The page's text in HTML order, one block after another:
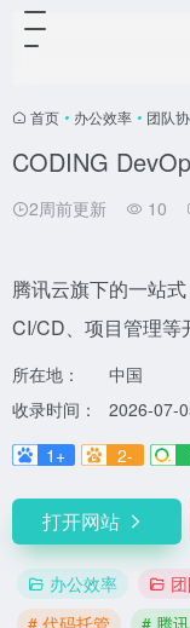
首页 • 办公效率 • 团队
CODING
2周前更新 10
腾讯云旗下的一站式
CI/CD、项目管理等
所在地：
中国
收录时间：
2026-07-
1+
2-
打开网站
办公效率
# 代码托管
# 腾